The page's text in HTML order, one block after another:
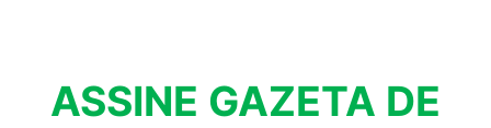
ASSINE GAZETA DE